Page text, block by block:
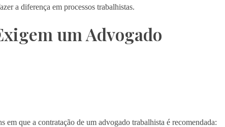
a diferença em processos trabalhistas.
um Advogado
em que a contratação de um advogado trabalhista é recomendada: